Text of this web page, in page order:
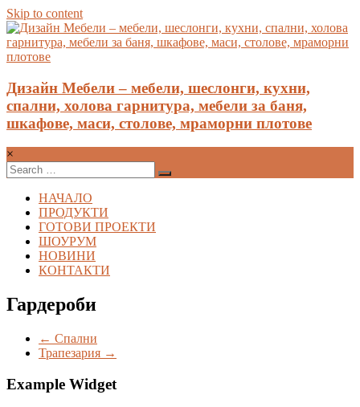
Skip to content
Дизайн Мебели – мебели, шеслонги, кухни,
спални, холова гарнитура, мебели за баня,
шкафове, маси, столове, мраморни плотове
×
НАЧАЛО
ПРОДУКТИ
ГОТОВИ ПРОЕКТИ
ШОУРУМ
НОВИНИ
КОНТАКТИ
Гардероби
← Спални
Трапезария →
Example Widget